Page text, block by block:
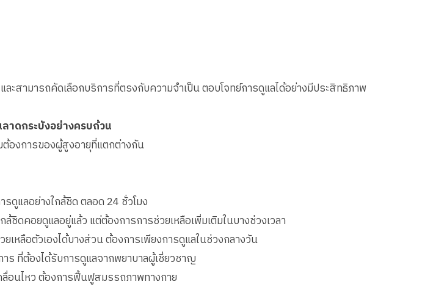
ะสามารถคัดเลือกบริการที่ตรงกับความจำเป็น ตอบโจทย์การดูแลได้อย่างมีประสิทธิภาพ
าดกระบังอย่างครบถ้วน
ต้องการของผู้สูงอายุที่แตกต่างกัน
ดูแลอย่างใกล้ชิด ตลอด 24 ชั่วโมง
คอยดูแลอยู่แล้ว แต่ต้องการการช่วยเหลือเพิ่มเติมในบางช่วงเวลา
หลือตัวเองได้บางส่วน ต้องการเพียงการดูแลในช่วงกลางวัน
ร ที่ต้องได้รับการดูแลจากพยาบาลผู้เชี่ยวชาญ
อนไหว ต้องการฟื้นฟูสมรรถภาพทางกาย